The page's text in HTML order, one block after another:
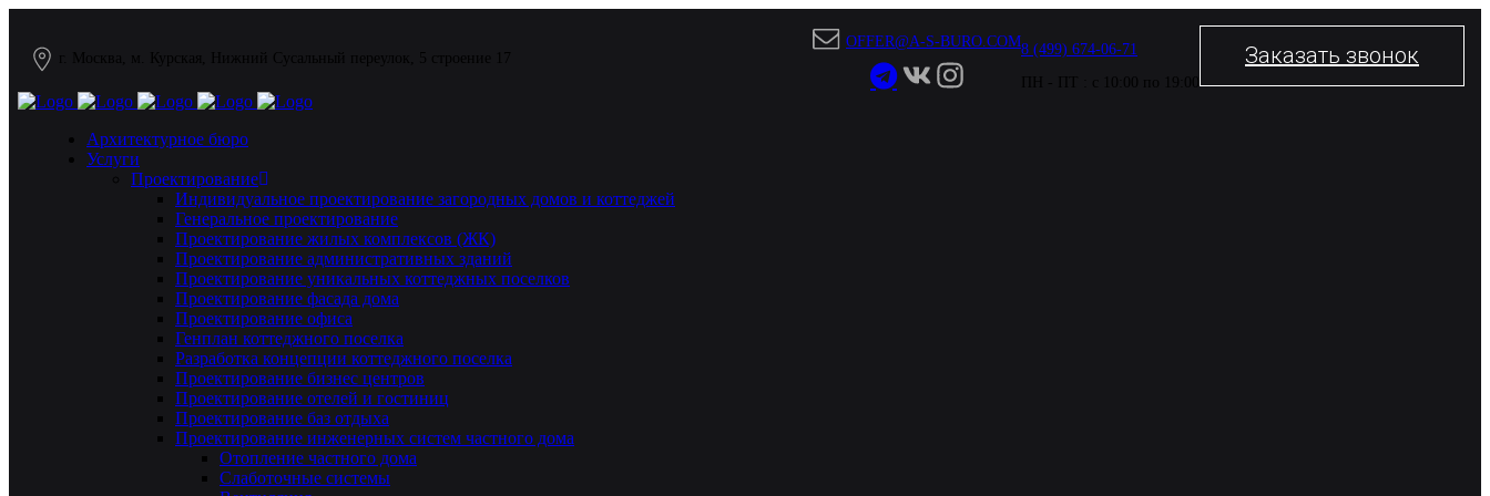
г. Москва, м. Курская, Нижний Сусальный переулок, 5 строение 17
OFFER@A-S-BURO.COM8 (499) 674-06-71
ПН - ПТ : с 10:00 по 19:00
Заказать звонок
Архитектурное бюро
Услуги
Проектирование
Индивидуальное проектирование загородных домов и коттеджей
Генеральное проектирование
Проектирование жилых комплексов (ЖК)
Проектирование административных зданий
Проектирование уникальных коттеджных поселков
Проектирование фасада дома
Проектирование офиса
Генплан коттеджного поселка
Разработка концепции коттеджного поселка
Проектирование бизнес центров
Проектирование отелей и гостиниц
Проектирование баз отдыха
Проектирование инженерных систем частного дома
Отопление частного дома
Слаботочные системы